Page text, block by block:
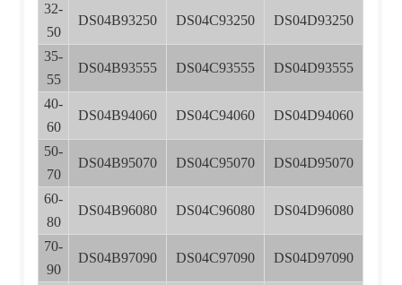
32-
50
DS04B93250 DS04C93250 DS04D93250
35-
55
DS04B93555 DS04C93555 DS04D93555
40-
60
DS04B94060 DS04C94060 DS04D94060
50-
70
DS04B95070 DS04C95070 DS04D95070
60-
80
DS04B96080 DS04C96080 DS04D96080
70-
90
DS04B97090 DS04C97090 DS04D97090